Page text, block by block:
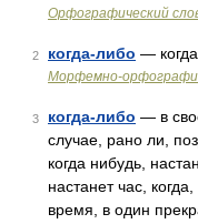
Орфографический
2 когда-либо —
Морфемно-
3 когда-либо — в
случае, рано ли,
когда нибудь,
настанет час,
время, в один